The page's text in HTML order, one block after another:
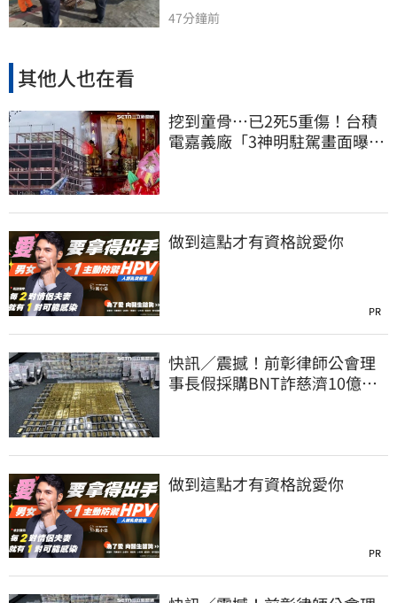
47分鐘前
其他人也在看
挖到童骨…已2死5重傷！台積
電嘉義廠「3神明駐駕畫面曝
做到這點才有資格說愛你
PR
快訊／震撼！前彰律師公會理
事長假採購BNT詐慈濟10億、
做到這點才有資格說愛你
PR